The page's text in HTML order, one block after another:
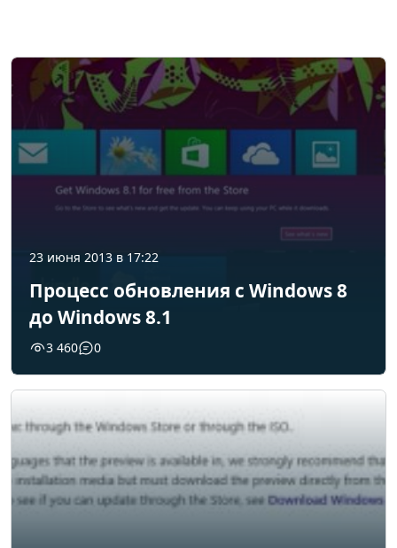
23 июня 2013 в 17:22
Процесс обновления с Windows 8
до Windows 8.1
3 460 0